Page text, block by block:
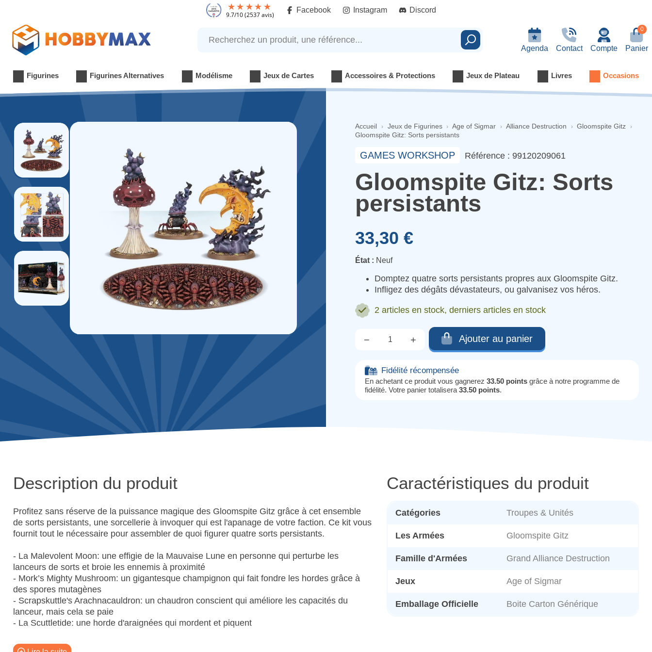
9.7 (2537 avis)
Facebook Instagram Discord
Agenda Contact
Recherchez un produit, une référence...
Rechercher Compte
0
Panier
Figurines Figurines Alternatives Modélisme Jeux de Cartes Accessoires & Protections Jeux de Plateau Livres Occasions
Accueil Jeux de Figurines Age of Sigmar Alliance Destruction
Gloomspite Gitz
Gloomspite Gitz: Sorts persistants
GAMES WORKSHOP Référence : 99120209061
Gloomspite Gitz: Sorts
persistants
33,30 €
État : Neuf
Domptez quatre sorts persistants propres aux Gloomspite Gitz.
Infligez des dégâts dévastateurs, ou galvanisez vos héros.
2 articles en stock, derniers articles en stock
− + Ajouter au panier
Fidélité récompensée
En achetant ce produit vous gagnerez 33.50 points grâce à notre programme de
fidélité. Votre panier totalisera 33.50 points.
Description du produit
Profitez sans réserve de la puissance magique des Gloomspite Gitz grâce à cet ensemble
de sorts persistants, une sorcellerie à invoquer qui est l'apanage de votre faction. Ce kit vous
fournit tout le nécessaire pour assembler de quoi figurer quatre sorts persistants.
- La Malevolent Moon: une effigie de la Mauvaise Lune en personne qui perturbe les
lanceurs de sorts et broie les ennemis à proximité
- Mork’s Mighty Mushroom: un gigantesque champignon qui fait fondre les hordes grâce à
des spores mutagènes
- Scrapskuttle's Arachnacauldron: un chaudron conscient qui améliore les capacités du
lanceur, mais cela se paie
- La Scuttletide: une horde d'araignées qui mordent et piquent
Ce kit est fourni en 15 composants, plus 2 socles ronds de 50mm et 1 socle rond de 60mm.
Caractéristiques du produit
Catégories Troupes & Unités
Les Armées Gloomspite Gitz
Famille d'Armées Grand Alliance Destruction
Jeux Age of Sigmar
Emballage Officielle Boite Carton Générique